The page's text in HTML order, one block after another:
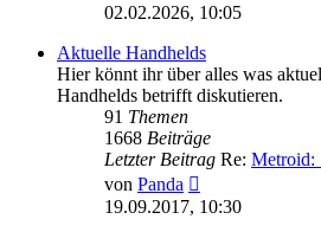
Beitrag
02.02.2026, 10:05
Aktuelle Handhelds
Hier könnt ihr über alles was
Handhelds betrifft diskutieren.
91 Themen
1668 Beiträge
Letzter Beitrag Re: Metroid:
von Panda
Beitrag
19.09.2017, 10:30